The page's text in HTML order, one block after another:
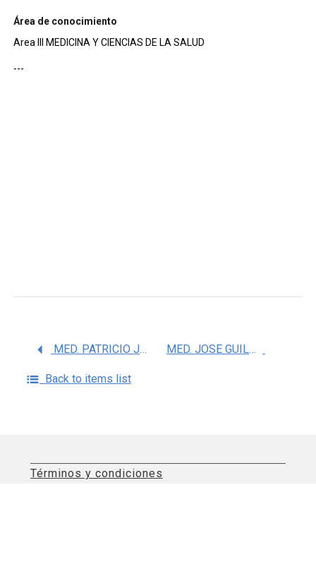
Área de conocimiento
Area III MEDICINA Y CIENCIAS DE LA SALUD
---
MED. PATRICIO JAVIER SANTILLAN DOHERTY MED. JOSE GUILLERMO CARRILLO RODRIGUEZ
Back to items list
Términos y condiciones